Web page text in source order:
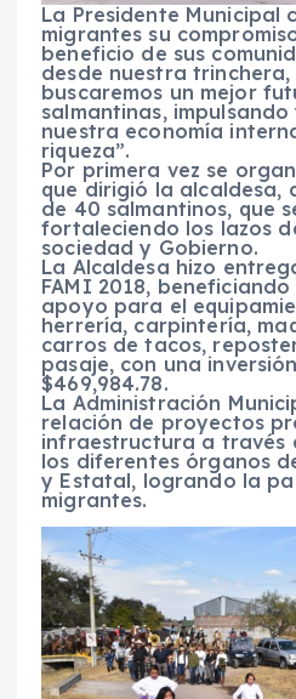
La Presidente Municipal
migrantes su
beneficio de sus
desde nuestra trinchera,
buscaremos un mejor
salmantinas,
nuestra economía
riqueza”.
Por primera vez se
que dirigió la alcaldesa,
de 40 salmantinos, que
fortaleciendo los lazos
sociedad y Gobierno.
La Alcaldesa hizo
FAMI 2018,
apoyo para el
herrería, carpintería,
carros de tacos,
pasaje, con una
$469,984.78.
La Administración
relación de proyectos
infraestructura a través
los diferentes órganos
y Estatal, logrando la
migrantes.